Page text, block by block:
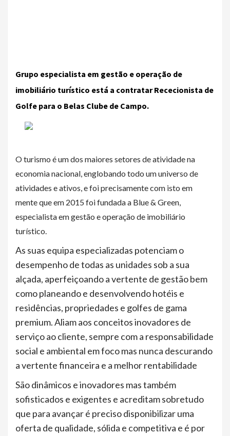
Grupo especialista em gestão e operação de
imobiliário turístico está a contratar Rececionista de
Golfe para o Belas Clube de Campo.
O turismo é um dos maiores setores de atividade na
economia nacional, englobando todo um universo de
atividades e ativos, e foi precisamente com isto em
mente que em 2015 foi fundada a Blue & Green,
especialista em gestão e operação de imobiliário
turístico.
As suas equipa especializadas potenciam o
desempenho de todas as unidades sob a sua
alçada, aperfeiçoando a vertente de gestão bem
como planeando e desenvolvendo hotéis e
residências, propriedades e golfes de gama
premium. Aliam aos conceitos inovadores de
serviço ao cliente, sempre com a responsabilidade
social e ambiental em foco mas nunca descurando
a vertente financeira e a melhor rentabilidade
São dinâmicos e inovadores mas também
sofisticados e exigentes e acreditam sobretudo
que para avançar é preciso disponibilizar uma
oferta de qualidade, sólida e competitiva e é por